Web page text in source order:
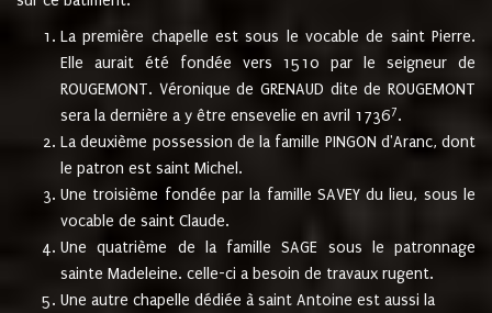
La première chapelle est sous le vocable de saint Pierre.
Elle aurait été fondée vers 1510 par le seigneur de
ROUGEMONT. Véronique de GRENAUD dite de ROUGEMONT
sera la dernière a y être ensevelie en avril 17367.
La deuxième possession de la famille PINGON d'Aranc, dont
le patron est saint Michel.
Une troisième fondée par la famille SAVEY du lieu, sous le
vocable de saint Claude.
Une quatrième de la famille SAGE sous le patronnage
sainte Madeleine. celle-ci a besoin de travaux rugent.
Une autre chapelle dédiée à saint Antoine est aussi la